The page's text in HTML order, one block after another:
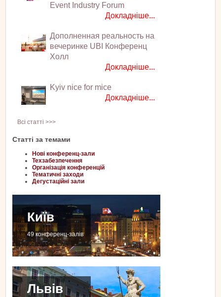
Event Industry Forum
Докладніше...
Дополненная реальность на
вечеринке UBI Конференц
Холл
Докладніше...
Kyiv nice for mice
Докладніше...
Всі статті >>>
Статті за темами
Нові конференц-зали
Техзабезпечення
Організація конференцій
Тематичні заходи
Дегустаційні зали
Київ
49 конференц-залів
Львів